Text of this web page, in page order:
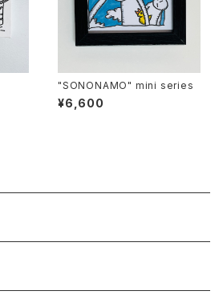
"SONONAMO" mini series
¥6,600